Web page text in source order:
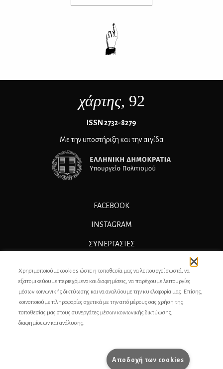
χάρτης, 92
ΙSSN 2732-8279
Με την υποστήριξη και την αιγίδα
FACEBOOK
INSTAGRAM
ΣΥΝΕΡΓΑΣΊΕΣ
ΕΠΙΚΟΙΝΩΝΙΑ
ΣΥΝΤΕΛΕΣΤΕΣ
ΟΡΟΙ ΧΡΗΣΗΣ
Χρησιμοποιούμε cookies ώστε η τοποθεσία μας να λειτουργεί σωστά, να
εξατομικεύουμε περιεχόμενο και διαφημίσεις, να παρέχουμε λειτουργίες
μέσων κοινωνικής δικτύωσης και να αναλύουμε την κυκλοφορία μας. Επίσης,
κοινοποιούμε πληροφορίες σχετικά με την από μέρους σας χρήση της
τοποθεσίας μας στους συνεργάτες μέσων κοινωνικής δικτύωσης,
διαφημίσεων και ανάλυσης.
Αποδοχή των cookies